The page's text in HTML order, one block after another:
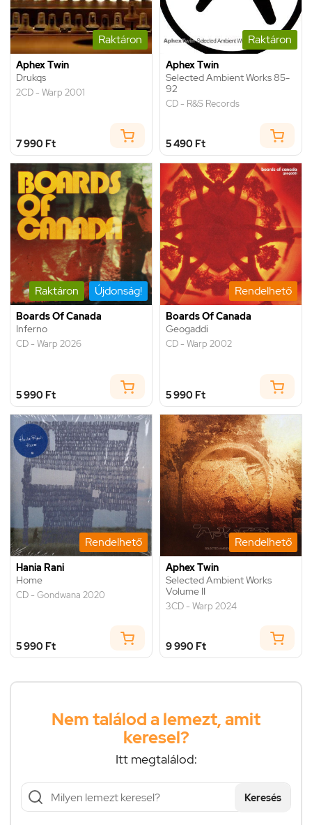
Raktáron
Aphex Twin
Drukqs
2CD - Warp 2001
7 990 Ft
Raktáron
Aphex Twin
Selected Ambient Works 85-
92
CD - R&S Records
5 490 Ft
Raktáron Újdonság!
Boards Of Canada
Inferno
CD - Warp 2026
5 990 Ft
Rendelhető
Boards Of Canada
Geogaddi
CD - Warp 2002
5 990 Ft
Rendelhető
Hania Rani
Home
CD - Gondwana 2020
5 990 Ft
Rendelhető
Aphex Twin
Selected Ambient Works
Volume II
3CD - Warp 2024
9 990 Ft
Nem találod a lemezt, amit
keresel?
Itt megtalálod:
Keresés